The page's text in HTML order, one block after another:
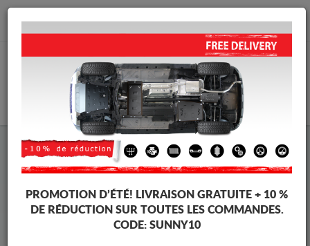
info@protectionsousmoteur.eu
Protection Sous Moteur Dacia
Protection Sous Moteur Dacia Duster I
Marques
PROMOTION D’ÉTÉ! LIVRAISON GRATUITE + 10 %
DE RÉDUCTION SUR TOUTES LES COMMANDES.
CODE: SUNNY10